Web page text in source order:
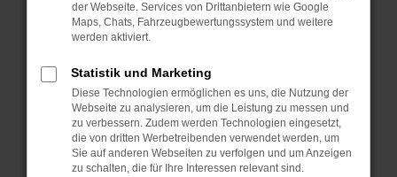
Neuwagen zu verkaufen und deren
Vorteile zu demonstrieren. Nach meist
dann als Ford Vorführwagen aussortiert
und gelangen in den Verkauf. Die
Qualität hat unter den Probefahrten
naturgemäß nicht gelitten und so ließe
sich eher von gut eingefahrenen
der Webseite. Services von Drittanbietern wie Google
Maps, Chats, Fahrzeugbewertungssystem und weitere
werden aktiviert.
Statistik und Marketing
Diese Technologien ermöglichen es uns, die Nutzung der
Webseite zu analysieren, um die Leistung zu messen und
zu verbessern. Zudem werden Technologien eingesetzt,
die von dritten Werbetreibenden verwendet werden, um
Sie auf anderen Webseiten zu verfolgen und um Anzeigen
zu schalten, die für Ihre Interessen relevant sind.